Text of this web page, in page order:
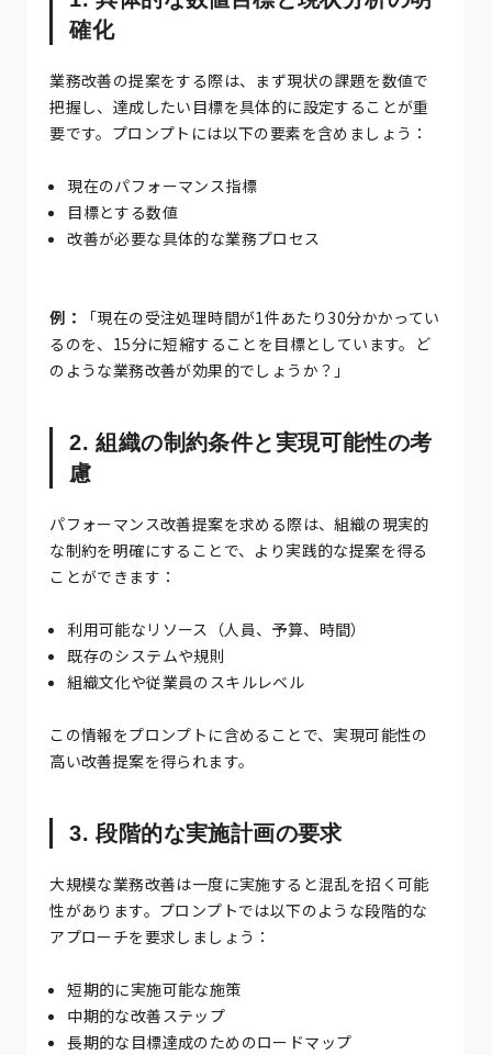
確化
業務改善の提案をする際は、まず現状の課題を数値で
把握し、達成したい目標を具体的に設定することが重
要です。プロンプトには以下の要素を含めましょう：
現在のパフォーマンス指標
目標とする数値
改善が必要な具体的な業務プロセス
例：
「現在の受注処理時間が1件あたり30分かかってい
るのを、15分に短縮することを目標としています。ど
のような業務改善が効果的でしょうか？」
2. 組織の制約条件と実現可能性の考
慮
パフォーマンス改善提案を求める際は、組織の現実的
な制約を明確にすることで、より実践的な提案を得る
ことができます：
利用可能なリソース（人員、予算、時間）
既存のシステムや規則
組織文化や従業員のスキルレベル
この情報をプロンプトに含めることで、実現可能性の
高い改善提案を得られます。
3. 段階的な実施計画の要求
大規模な業務改善は一度に実施すると混乱を招く可能
性があります。プロンプトでは以下のような段階的な
アプローチを要求しましょう：
短期的に実施可能な施策
中期的な改善ステップ
長期的な目標達成のためのロードマップ